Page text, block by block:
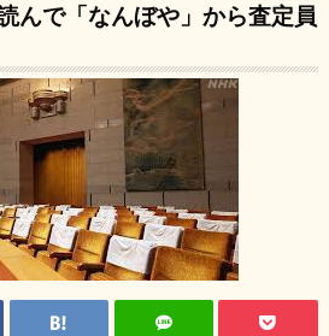
んで「なんぼや」から査定員